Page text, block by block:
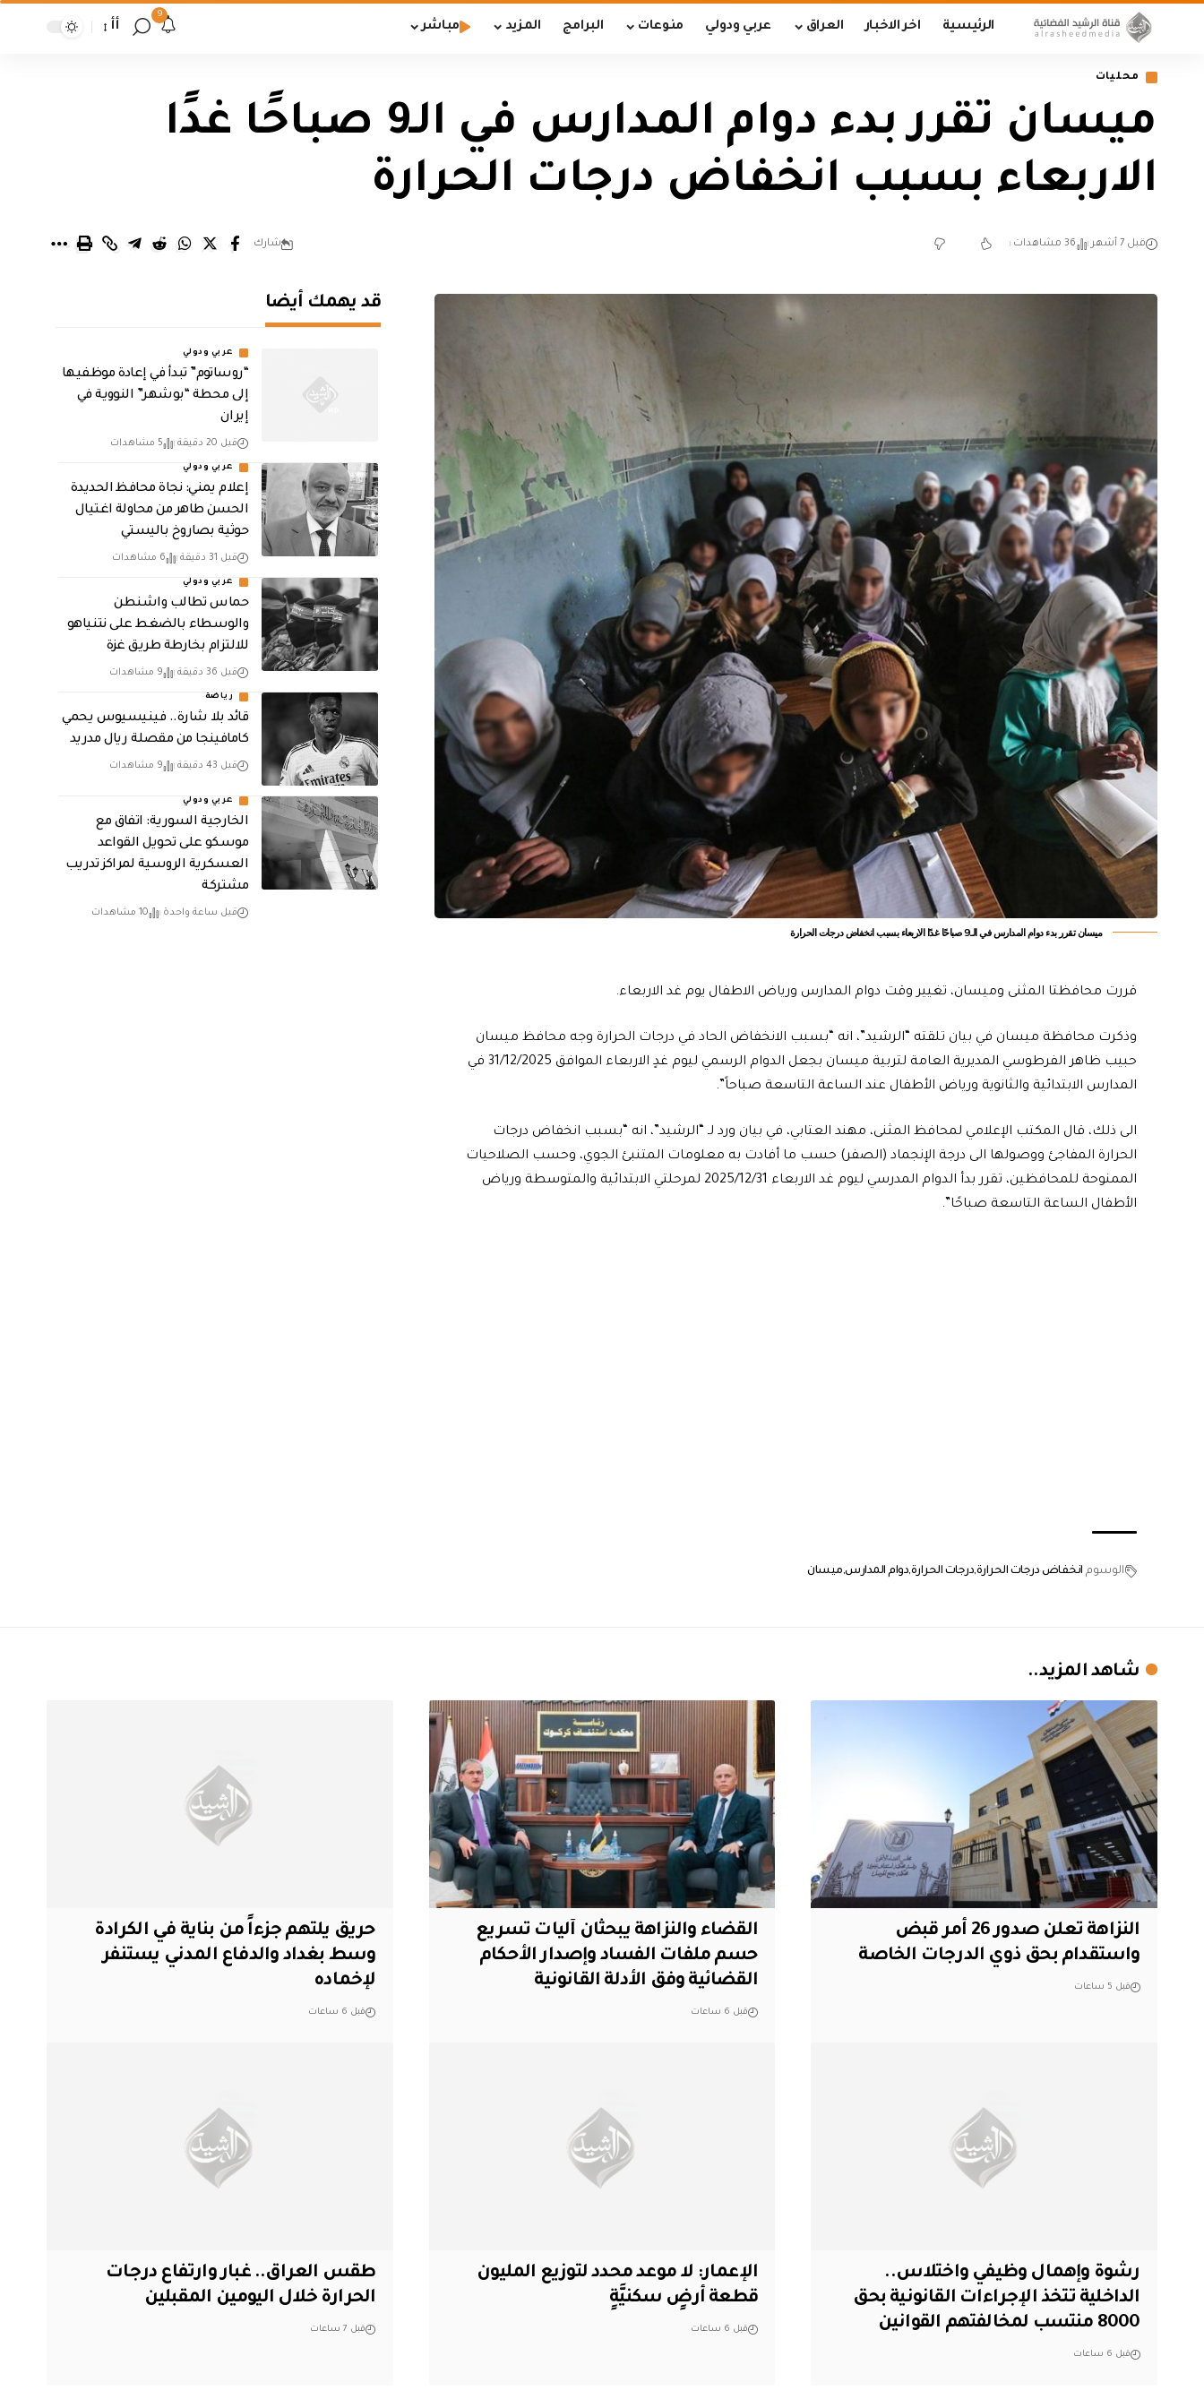
الرئيسية اخر الاخبار العراق عربي ودولي منوعات البرامج المزيد مباشر
9
أأ
محليات
ميسان تقرر بدء دوام المدارس في الـ9 صباحًا غدًا
الاربعاء بسبب انخفاض درجات الحرارة
قبل 7 أشهر 36 مشاهدات شارك
ميسان تقرر بدء دوام المدارس في الـ9 صباحًا غدًا الاربعاء بسبب انخفاض درجات الحرارة
قررت محافظتا المثنى وميسان، تغيير وقت دوام المدارس ورياض الاطفال يوم غد الاربعاء.
وذكرت محافظة ميسان في بيان تلقته “الرشيد”، انه “بسبب الانخفاض الحاد في درجات الحرارة وجه محافظ ميسان
حبيب ظاهر الفرطوسي المديرية العامة لتربية ميسان بجعل الدوام الرسمي ليوم غدٍ الاربعاء الموافق 31/12/2025 في
المدارس الابتدائية والثانوية ورياض الأطفال عند الساعة التاسعة صباحاً”.
الى ذلك، قال المكتب الإعلامي لمحافظ المثنى، مهند العتابي، في بيان ورد لـ “الرشيد”، انه “بسبب انخفاض درجات
الحرارة المفاجئ ووصولها الى درجة الإنجماد (الصفر) حسب ما أفادت به معلومات المتنبئ الجوي، وحسب الصلاحيات
الممنوحة للمحافظين، تقرر بدأ الدوام المدرسي ليوم غد الاربعاء 2025/12/31 لمرحلتي الابتدائية والمتوسطة ورياض
الأطفال الساعة التاسعة صباحًا”.
الوسوم انخفاض درجات الحرارة درجات الحرارة دوام المدارس ميسان
قد يهمك أيضا
عربي ودولي
“روساتوم” تبدأ في إعادة موظفيها
إلى محطة “بوشهر” النووية في
إيران
قبل 20 دقيقة 5 مشاهدات
عربي ودولي
إعلام يمني: نجاة محافظ الحديدة
الحسن طاهر من محاولة اغتيال
حوثية بصاروخ باليستي
قبل 31 دقيقة 6 مشاهدات
عربي ودولي
حماس تطالب واشنطن
والوسطاء بالضغط على نتنياهو
للالتزام بخارطة طريق غزة
قبل 36 دقيقة 9 مشاهدات
رياضة
قائد بلا شارة.. فينيسيوس يحمي
كامافينجا من مقصلة ريال مدريد
قبل 43 دقيقة 9 مشاهدات
عربي ودولي
الخارجية السورية: اتفاق مع
موسكو على تحويل القواعد
العسكرية الروسية لمراكز تدريب
مشتركة
قبل ساعة واحدة 10 مشاهدات
شاهد المزيد..
النزاهة تعلن صدور 26 أمر قبض
واستقدام بحق ذوي الدرجات الخاصة
قبل 5 ساعات
القضاء والنزاهة يبحثان آليات تسريع
حسم ملفات الفساد وإصدار الأحكام
القضائية وفق الأدلة القانونية
قبل 6 ساعات
حريق يلتهم جزءاً من بناية في الكرادة
وسط بغداد والدفاع المدني يستنفر
لإخماده
قبل 6 ساعات
رشوة وإهمال وظيفي واختلاس..
الداخلية تتخذ الإجراءات القانونية بحق
8000 منتسب لمخالفتهم القوانين
قبل 6 ساعات
الإعمار: لا موعد محدد لتوزيع المليون
قطعة أرضٍ سكنيَّةٍ
قبل 6 ساعات
طقس العراق.. غبار وارتفاع درجات
الحرارة خلال اليومين المقبلين
قبل 7 ساعات